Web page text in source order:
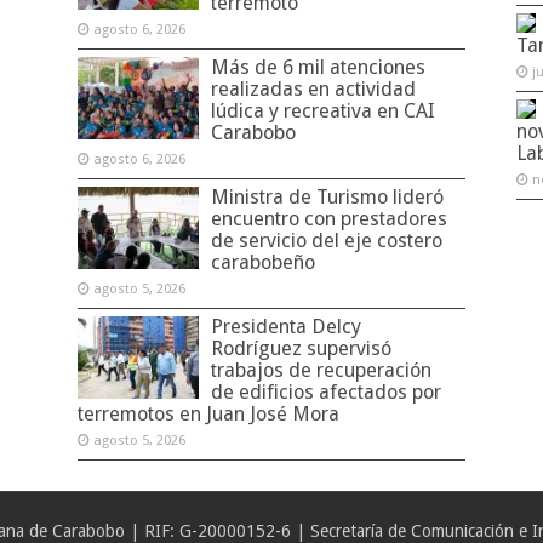
agosto 6, 2026
Más de 6 mil atenciones
realizadas en actividad
lúdica y recreativa en CAI
Carabobo
agosto 6, 2026
Ministra de Turismo lideró
encuentro con prestadores
de servicio del eje costero
carabobeño
agosto 5, 2026
Presidenta Delcy
Rodríguez supervisó
trabajos de recuperación
de edificios afectados por
terremotos en Juan José Mora
agosto 5, 2026
de Carabobo | RIF: G-20000152-6 | Secretaría de Comunicación e